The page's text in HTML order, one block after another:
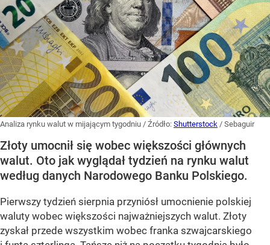
Analiza rynku walut w mijającym tygodniu / Źródło: Shutterstock / Sebaguir
Złoty umocnił się wobec większości głównych
walut. Oto jak wyglądał tydzień na rynku walut
według danych Narodowego Banku Polskiego.
Pierwszy tydzień sierpnia przyniósł umocnienie polskiej
waluty wobec większości najważniejszych walut. Złoty
zyskał przede wszystkim wobec franka szwajcarskiego